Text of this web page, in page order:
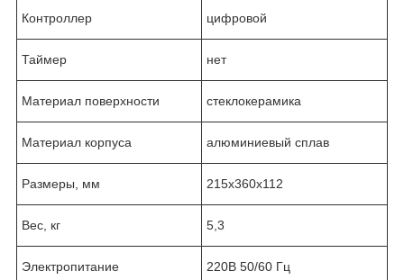
Контроллер цифровой
Таймер нет
Материал поверхности стеклокерамика
Материал корпуса алюминиевый сплав
Размеры, мм 215х360х112
Вес, кг 5,3
Электропитание 220В 50/60 Гц